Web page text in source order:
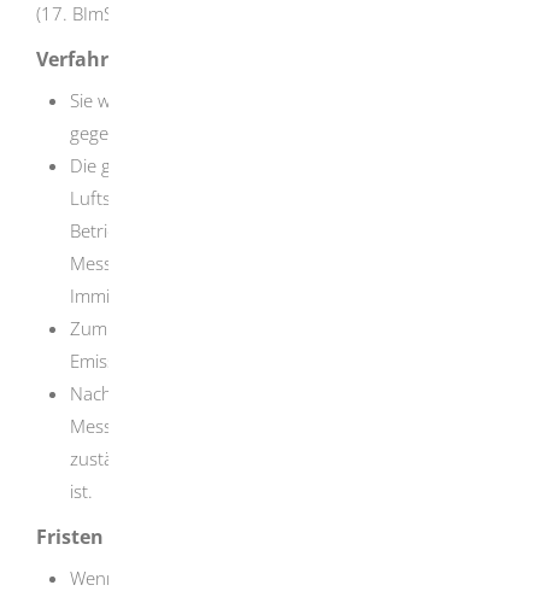
(17. BImSchV).
Verfahrensablauf
Sie wenden sich an ein nach § 29b BImSchG bekannt
gegebene Stelle (Messstelle).
Die genaue Messplanung (Messtermin, zu messende
Luftschadstoffe, zu berücksichtigende
Betriebszustände der Anlage) ist zwischen Ihnen, der
Messstelle und der zuständigen
Immissionsschutzbehörde abzustimmen.
Zum Messtermin ermittelt die Messstelle die
Emissionswerte.
Nach Abschluss der Messung erhalten Sie von der
Messstelle einen Messbericht welcher der
zuständigen Immissionsschutzbehörde vorzulegen
ist.
Fristen
Wenn Ihre Anlage neu errichtet oder wesentlich